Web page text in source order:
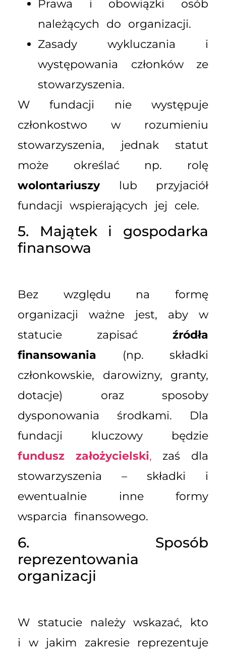
Prawa i obowiązki osób
należących do organizacji.
Zasady wykluczania i
występowania członków ze
stowarzyszenia.
W fundacji nie występuje
członkostwo w rozumieniu
stowarzyszenia, jednak statut
może określać np. rolę
wolontariuszylub przyjaciół
fundacji wspierających jej cele.
5. Majątek i gospodarka
finansowa
Bez względu na formę
organizacji ważne jest, aby w
statucie zapisać źródła
finansowania (np. składki
członkowskie, darowizny, granty,
dotacje) oraz sposoby
dysponowania środkami. Dla
fundacji kluczowy będzie
fundusz założycielski, zaś dla
stowarzyszenia – składki i
ewentualnie inne formy
wsparcia finansowego.
6. Sposób
reprezentowania
organizacji
W statucie należy wskazać, kto
i w jakim zakresie reprezentuje